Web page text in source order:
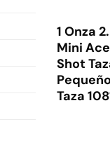
1 Onza
Mini
Shot
Taza